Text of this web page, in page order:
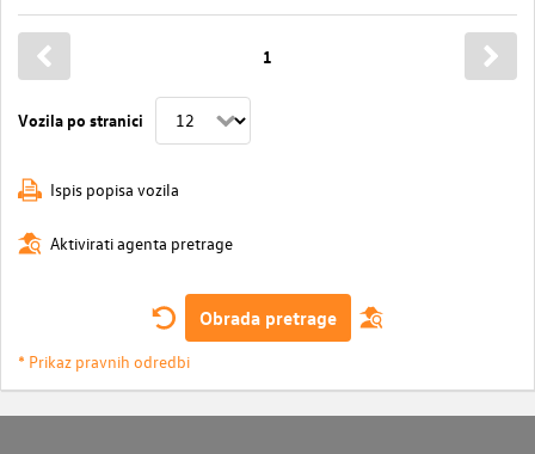
Vozila po stranici
1
Ispis popisa vozila
Aktivirati agenta pretrage
Obrada pretrage
* Prikaz pravnih odredbi